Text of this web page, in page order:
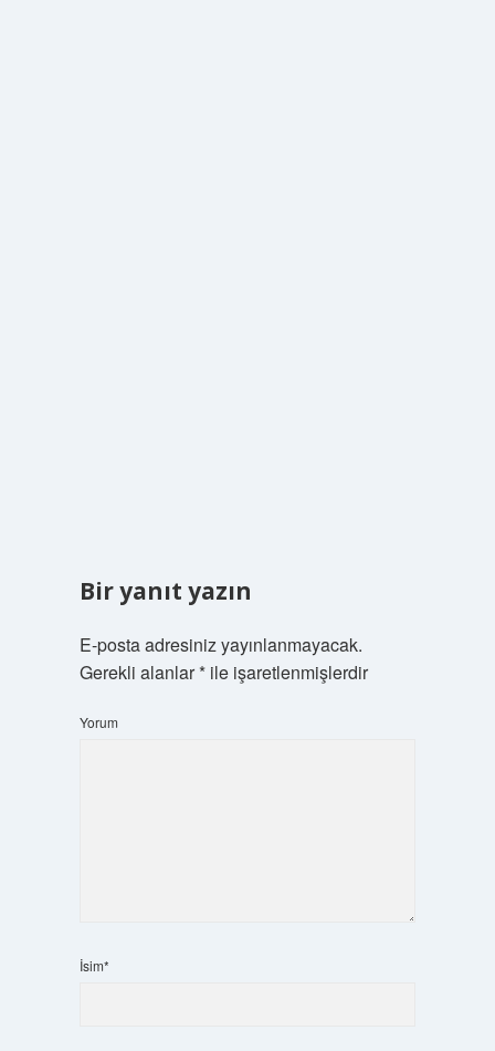
Bir yanıt yazın
E-posta adresiniz yayınlanmayacak.
Gerekli alanlar*ile işaretlenmişlerdir
Yorum
İsim*